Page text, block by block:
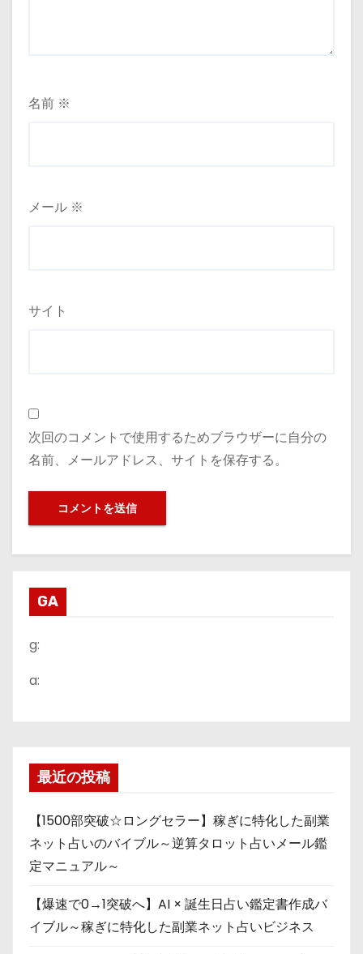
名前 ※
メール ※
サイト
次回のコメントで使用するためブラウザーに自分の
名前、メールアドレス、サイトを保存する。
GA
g:
a:
最近の投稿
【1500部突破☆ロングセラー】稼ぎに特化した副業
ネット占いのバイブル～逆算タロット占いメール鑑
定マニュアル～
【爆速で0→1突破へ】AI × 誕生日占い鑑定書作成バ
イブル～稼ぎに特化した副業ネット占いビジネス